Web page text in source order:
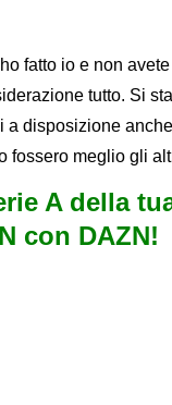
fatto io e non
tutto. Si
disposizione
fossero meglio gli
A della
con DAZN!